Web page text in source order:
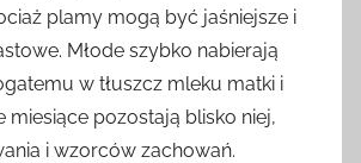
plamy mogą być jaśniejsze i
Młode szybko nabierają
w tłuszcz mleku matki i
miesiące pozostają blisko niej,
i wzorców zachowań.